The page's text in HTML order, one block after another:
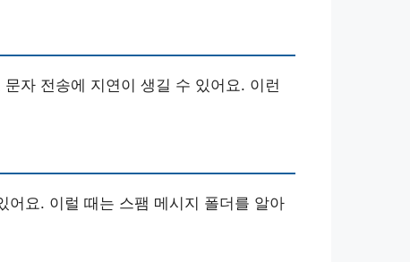
자 전송에 지연이 생길 수 있어요. 이런
어요. 이럴 때는 스팸 메시지 폴더를 알아